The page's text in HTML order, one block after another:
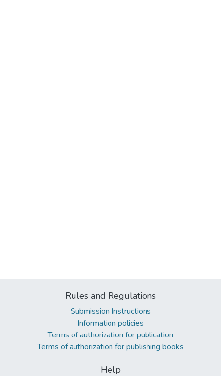
Rules and Regulations
Submission Instructions
Information policies
Terms of authorization for publication
Terms of authorization for publishing books
Help